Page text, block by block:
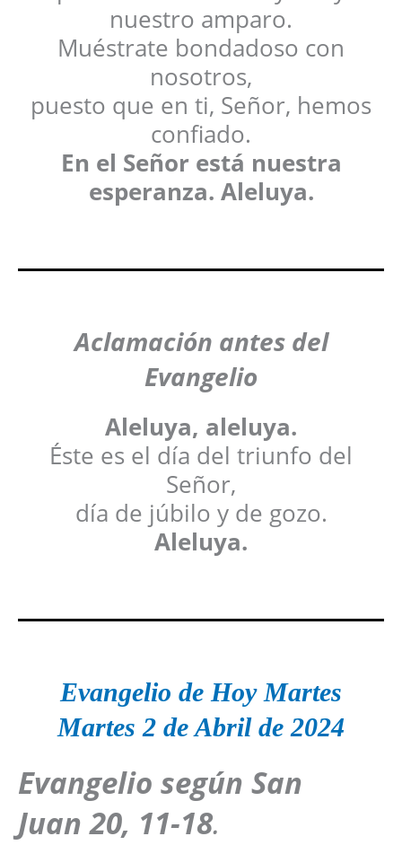
nuestro amparo.
Muéstrate bondadoso con
nosotros,
puesto que en ti, Señor, hemos
confiado.
En el Señor está nuestra
esperanza. Aleluya.
Aclamación antes del
Evangelio
Aleluya, aleluya.
Éste es el día del triunfo del
Señor,
día de júbilo y de gozo.
Aleluya.
Evangelio de Hoy Martes
Martes 2 de Abrilde 2024
Evangelio según San
Juan 20, 11-18.